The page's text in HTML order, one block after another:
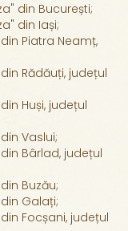
din București;
din Iași;
Piatra Neamț,
Rădăuți, județul
Huși, județul
Vaslui;
Bârlad, județul
Buzău;
Galați;
Focșani, județul